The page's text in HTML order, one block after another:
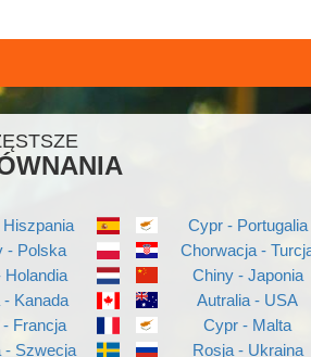
- Polska
Holandia
- Kanada
Francja
- Szwecja
Cypr - Portugalia
Chorwacja -
Chiny - Japonia
Autralia - USA
Cypr - Malta
Rosja - Ukraina